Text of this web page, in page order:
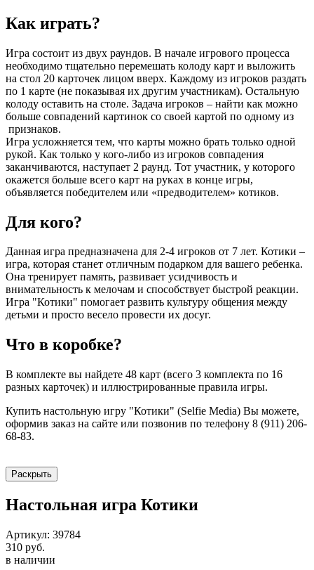
Как играть?
Игра состоит из двух раундов. В начале игрового процесса
необходимо тщательно перемешать колоду карт и выложить
на стол 20 карточек лицом вверх. Каждому из игроков раздать
по 1 карте (не показывая их другим участникам). Остальную
колоду оставить на столе. Задача игроков – найти как можно
больше совпадений картинок со своей картой по одному из
признаков.
Игра усложняется тем, что карты можно брать только одной
рукой. Как только у кого-либо из игроков совпадения
заканчиваются, наступает 2 раунд. Тот участник, у которого
окажется больше всего карт на руках в конце игры,
объявляется победителем или «предводителем» котиков.
Для кого?
Данная игра предназначена для 2-4 игроков от 7 лет. Котики –
игра, которая станет отличным подарком для вашего ребенка.
Она тренирует память, развивает усидчивость и
внимательность к мелочам и способствует быстрой реакции.
Игра "Котики" помогает развить культуру общения между
детьми и просто весело провести их досуг.
Что в коробке?
В комплекте вы найдете 48 карт (всего 3 комплекта по 16
разных карточек) и иллюстрированные правила игры.
Купить настольную игру "Котики" (Selfie Media) Вы можете,
оформив заказ на сайте или позвонив по телефону 8 (911) 206-
68-83.
Раскрыть
Настольная игра Котики
Артикул: 39784
310 руб.
в наличии